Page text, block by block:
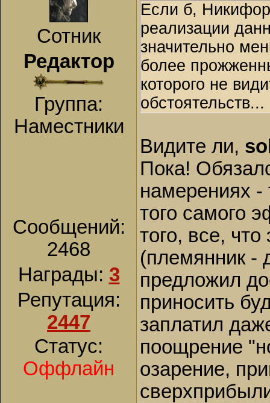
Сотник
Редактор
Группа:
Наместники
Сообщений:
2468
Награды: 3
Репутация:
2447
Статус:
Оффлайн
Если б,
реализации
значительно
более
которого не
обстоятельств...
Видите ли,
Пока!
намерениях -
того самого
того, все,
(племянник -
предложил
приносить
заплатил
поощрение
озарение,